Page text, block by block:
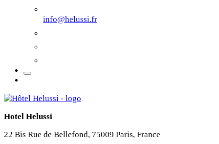
info@helussi.fr
Hotel Helussi
22 Bis Rue de Bellefond, 75009 Paris, France